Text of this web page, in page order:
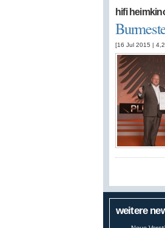
hifi
[16 Jul 2015 |
weitere